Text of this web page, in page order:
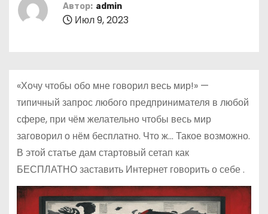
Автор: admin
Июл 9, 2023
«Хочу чтобы обо мне говорил весь мир!» —
типичный запрос любого предпринимателя в любой
сфере, при чём желательно чтобы весь мир
заговорил о нём бесплатно. Что ж… Такое возможно.
В этой статье дам стартовый сетап как
БЕСПЛАТНО заставить Интернет говорить о себе .